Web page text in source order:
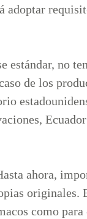
adoptar
no
de los
ahora,
originales.
como